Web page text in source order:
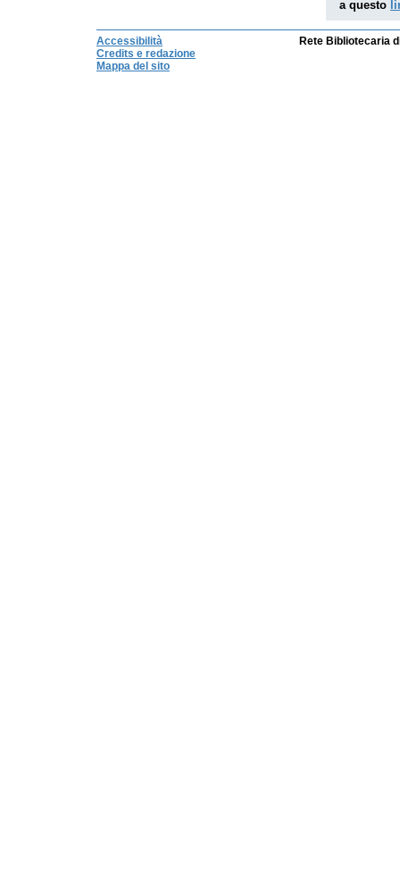
a questo
Accessibilità
Credits e redazione
Mappa del sito
Rete Bibliotecaria